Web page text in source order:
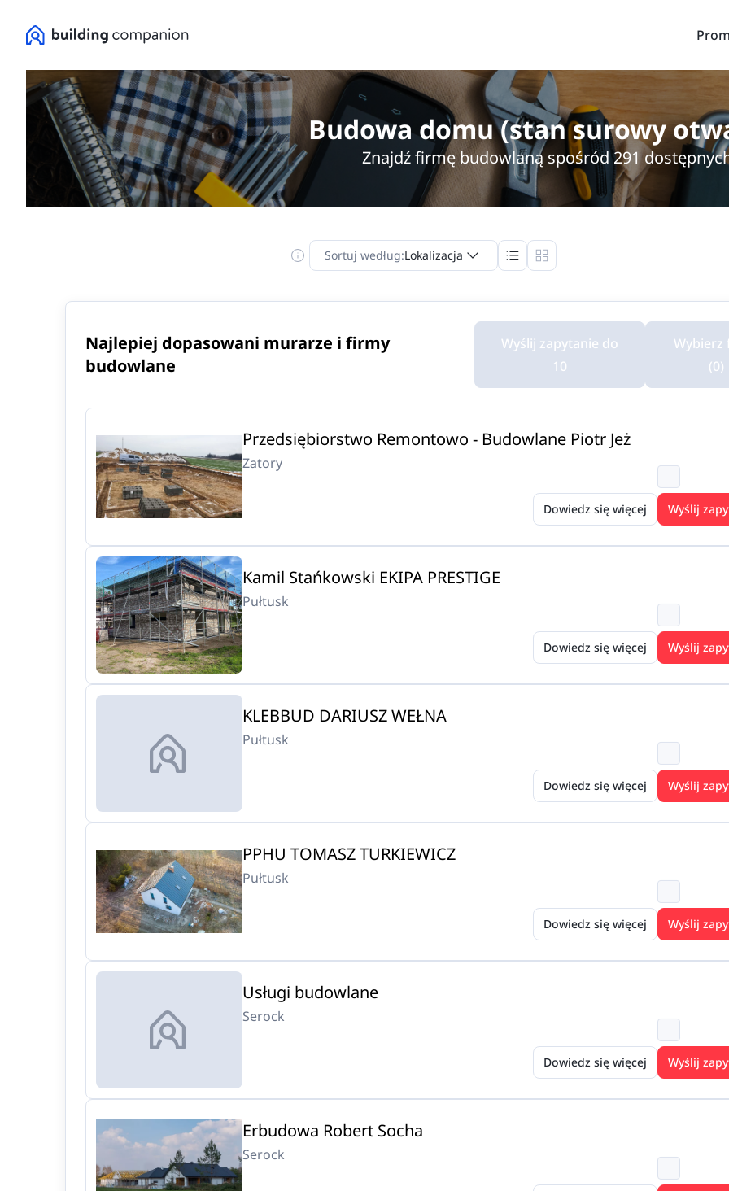
Budowa domu (stan surowy
Znajdź firmę budowlaną spośród 291
Sortuj według:Lokalizacja
Najlepiej dopasowani murarze i firmy
budowlane
Wyślij zapytanie do
10
Wybierz
(0)
Przedsiębiorstwo Remontowo - Budowlane Piotr Jeż
Zatory
Dowiedz się więcej Wyślij
Kamil Stańkowski EKIPA PRESTIGE
Pułtusk
Dowiedz się więcej Wyślij
KLEBBUD DARIUSZ WEŁNA
Pułtusk
Dowiedz się więcej Wyślij
PPHU TOMASZ TURKIEWICZ
Pułtusk
Dowiedz się więcej Wyślij
Usługi budowlane
Serock
Dowiedz się więcej Wyślij
Erbudowa Robert Socha
Serock